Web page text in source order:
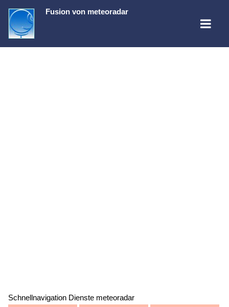
Fusion von meteoradar
Schnellnavigation Dienste meteoradar